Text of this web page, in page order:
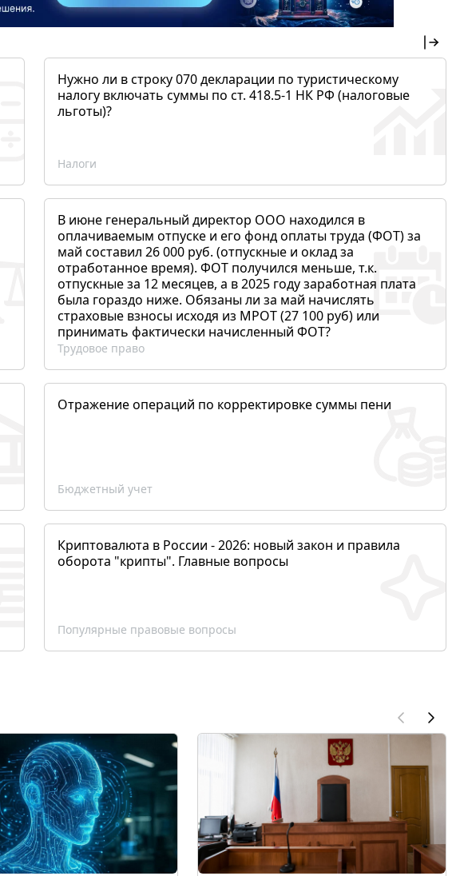
Нужно ли в строку 070 декларации по туристическому
налогу включать суммы по ст. 418.5-1 НК РФ (налоговые
льготы)?
Налоги
В июне генеральный директор ООО находился в
оплачиваемым отпуске и его фонд оплаты труда (ФОТ) за
май составил 26 000 руб. (отпускные и оклад за
отработанное время). ФОТ получился меньше, т.к.
отпускные за 12 месяцев, а в 2025 году заработная плата
была гораздо ниже. Обязаны ли за май начислять
страховые взносы исходя из МРОТ (27 100 руб) или
принимать фактически начисленный ФОТ?
Трудовое право
Отражение операций по корректировке суммы пени
Бюджетный учет
Криптовалюта в России - 2026: новый закон и правила
оборота "крипты". Главные вопросы
Популярные правовые вопросы